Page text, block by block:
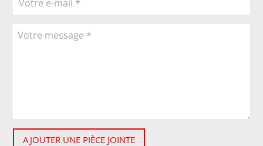
AJOUTER UNE PIÈCE JOINTE